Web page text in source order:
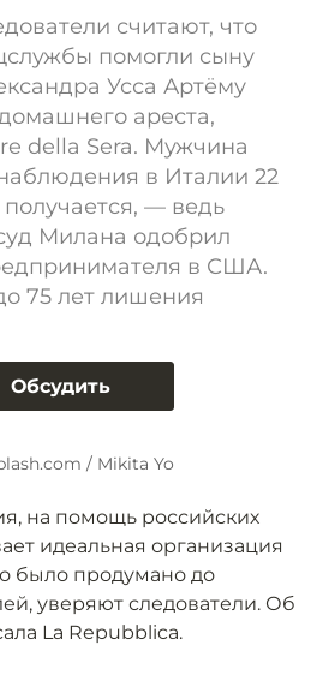
считают, что
помогли сыну
Усса Артёму
ареста,
della Sera. Мужчина
в Италии 22
— ведь
Милана одобрил
в США.
75 лет лишения
Обсудить
/ Mikita Yo
на помощь российских
идеальная организация
было продумано до
уверяют следователи. Об
La Repubblica.